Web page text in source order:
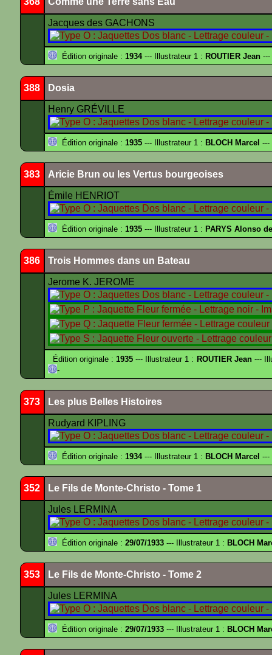
Jacques des GACHONS
Édition originale : 1934--- Illustrateur 1 : ROUTIER Jean ---
388 Dosia
Henry GRÉVILLE
Édition originale : 1935 --- Illustrateur 1 : BLOCH Marcel ---
383 Aricie Brun ou les Vertus bourgeoises
Émile HENRIOT
Édition originale : 1935 --- Illustrateur 1 : PARYS Alonso de
386 Trois Hommes dans un Bateau
Jerome K. JEROME
Édition originale :1935 --- Illustrateur 1 : ROUTIER Jean---
-
373 Les plus Belles Histoires
Rudyard KIPLING
Édition originale : 1934--- Illustrateur 1 : BLOCH Marcel ---
352 Le Fils de Monte-Christo - Tome 1
Jules LERMINA
Édition originale : 29/07/1933 --- Illustrateur 1 : BLOCH
353 Le Fils de Monte-Christo - Tome 2
Jules LERMINA
Édition originale : 29/07/1933 --- Illustrateur 1 : BLOCH